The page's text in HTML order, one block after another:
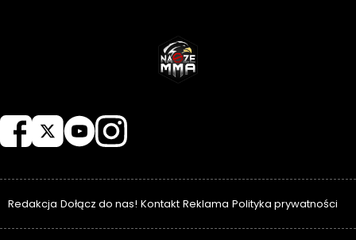
Redakcja Dołącz do nas! Kontakt Reklama Polityka prywatności